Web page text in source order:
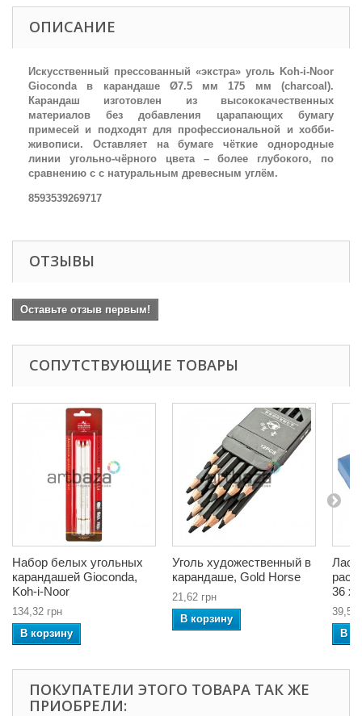
ОПИСАНИЕ
Искусственный прессованный «экстра» уголь Koh-i-Noor
Gioconda в карандаше Ø7.5 мм 175 мм (charcoal).
Карандаш изготовлен из высококачественных
материалов без добавления царапающих бумагу
примесей и подходят для профессиональной и хобби-
живописи. Оставляет на бумаге чёткие однородные
линии угольно-чёрного цвета – более глубокого, по
сравнению с с натуральным древесным углём.
8593539269717
ОТЗЫВЫ
Оставьте отзыв первым!
СОПУТСТВУЮЩИЕ ТОВАРЫ
Набор белых угольных
карандашей Gioconda,
Koh-i-Noor
134,32 грн
В корзину
Уголь художественный в
карандаше, Gold Horse
21,62 грн
В корзину
36 x
39,56
В
ПОКУПАТЕЛИ ЭТОГО ТОВАРА ТАК ЖЕ
ПРИОБРЕЛИ: